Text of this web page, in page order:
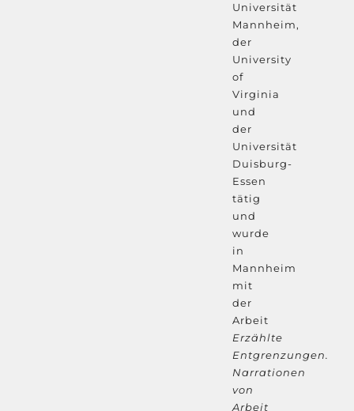
Universität
Mannheim,
der
University
of
Virginia
und
der
Universität
Duisburg-
Essen
tätig
und
wurde
in
Mannheim
mit
der
Arbeit
Erzählte
Entgrenzungen.
Narrationen
von
Arbeit